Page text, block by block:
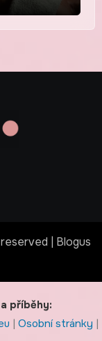
| Blogus
příběhy:
| Osobní stránky |